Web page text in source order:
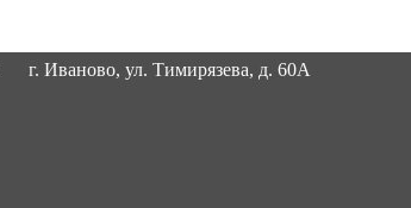
г. Иваново, ул. Тимирязева, д. 60А